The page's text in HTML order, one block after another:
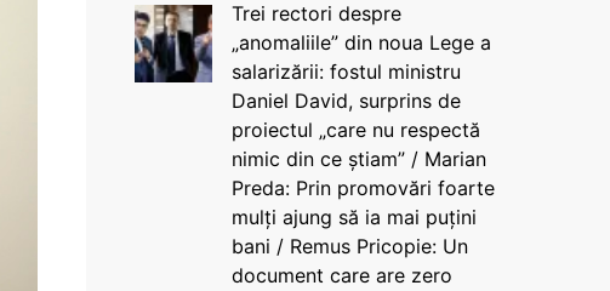
Trei rectori despre
„anomaliile” din noua Lege a
salarizării: fostul ministru
Daniel David, surprins de
proiectul „care nu respectă
nimic din ce știam” / Marian
Preda: Prin promovări foarte
mulți ajung să ia mai puțini
bani / Remus Pricopie: Un
document care are zero